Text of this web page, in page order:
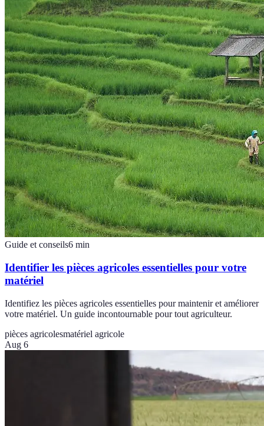
Guide et conseils6 min
Identifier les pièces agricoles essentielles pour votre
matériel
Identifiez les pièces agricoles essentielles pour maintenir et améliorer
votre matériel. Un guide incontournable pour tout agriculteur.
pièces agricolesmatériel agricole
Aug 6